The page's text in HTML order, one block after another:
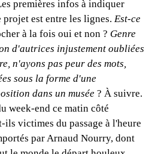
premières infos à indiquer
projet est entre les lignes. Est-ce
à la fois oui et non ? Genre
d'autrices injustement oubliées
n'ayons pas peur des mots,
sous la forme d'une
dans un musée ? À suivre.
week-end ce matin côté
victimes du passage à l'heure
par Arnaud Nourry, dont